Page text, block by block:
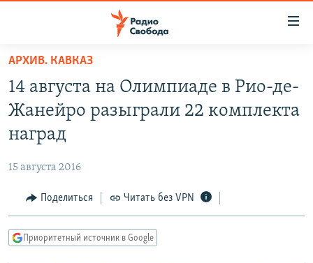
упрощенного
доступа
Вернуться
основному
Вернутся
Вернутся
ПОДКАСТЫ
АВТОРСКИЕ ПРОЕКТЫ
МНЕНИЯ
КУЛЬТУРА
КАВКАЗ.РЕАЛИИ
АРХИВ. КАВКАЗ
14 августа на Олимпиаде в Рио-де-
Жанейро разыграли 22 комплекта
наград
15 августа 2016
Поделиться Читать без VPN
Приоритетный источник в Google